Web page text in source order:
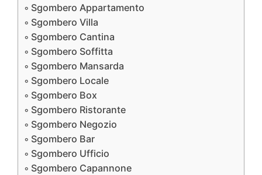
Sgombero Appartamento
Sgombero Villa
Sgombero Cantina
Sgombero Soffitta
Sgombero Mansarda
Sgombero Locale
Sgombero Box
Sgombero Ristorante
Sgombero Negozio
Sgombero Bar
Sgombero Ufficio
Sgombero Capannone